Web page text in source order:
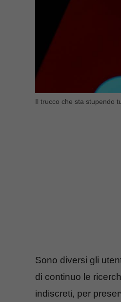
Il trucco che sta stupendo
Sono diversi gli
di continuo le
indiscreti, per